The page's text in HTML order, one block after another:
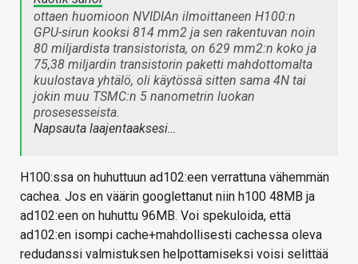
ottaen huomioon NVIDIAn ilmoittaneen H100:n
GPU-sirun kooksi 814 mm2 ja sen rakentuvan noin
80 miljardista transistorista, on 629 mm2:n koko ja
75,38 miljardin transistorin paketti mahdottomalta
kuulostava yhtälö, oli käytössä sitten sama 4N tai
jokin muu TSMC:n 5 nanometrin luokan
prosesesseista.
Napsauta laajentaaksesi…
H100:ssa on huhuttuun ad102:een verrattuna vähemmän
cachea. Jos en väärin googlettanut niin h100 48MB ja
ad102:een on huhuttu 96MB. Voi spekuloida, että
ad102:en isompi cache+mahdollisesti cachessa oleva
redudanssi valmistuksen helpottamiseksi voisi selittää